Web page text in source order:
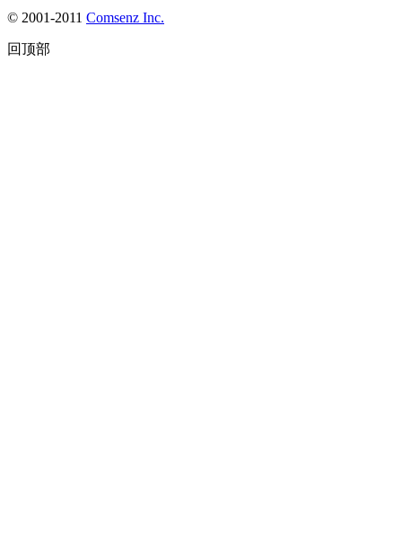
© 2001-2011 Comsenz Inc.
回顶部